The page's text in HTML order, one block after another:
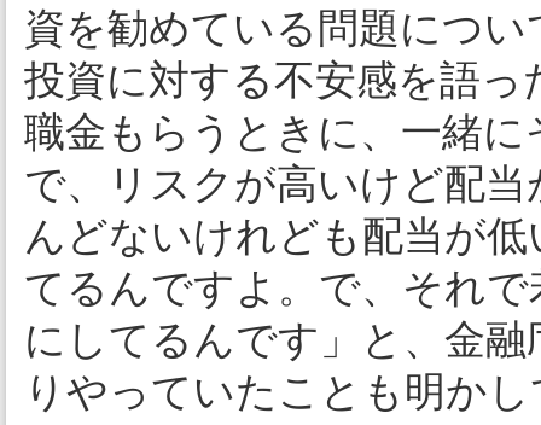
資を勧めている問題につ
投資に対する不安感を語
職金もらうときに、一緒
で、リスクが高いけど配
んどないけれども配当が
てるんですよ。で、それ
にしてるんです」と、金
りやっていたことも明か